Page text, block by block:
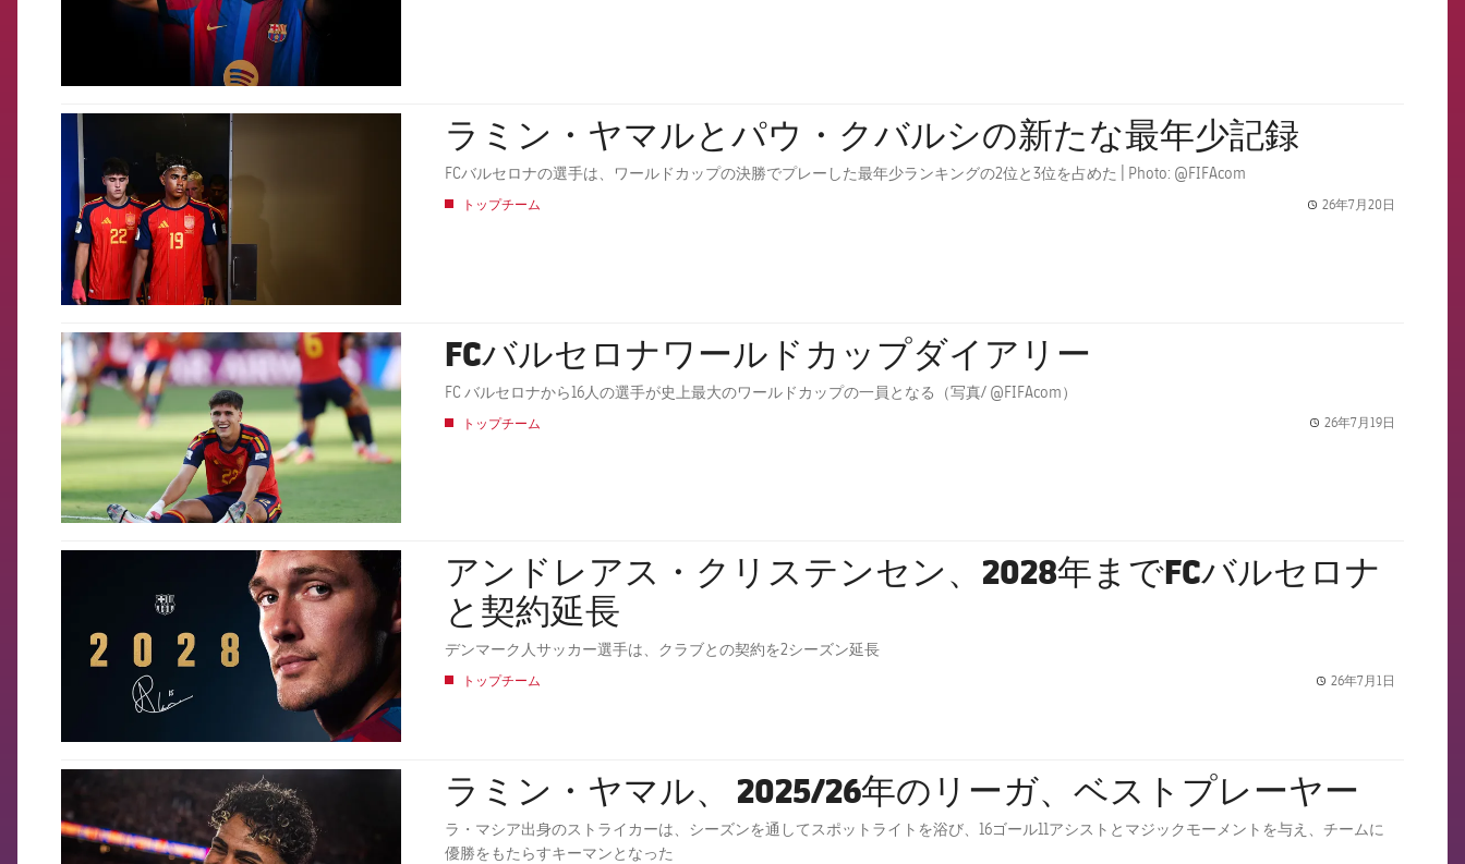
FCB Barcelona badge ラミン・ヤマルとパウ・クバルシの新たな最年少記録
FCバルセロナの選手は、ワールドカップの決勝でプレーした最年少ランキングの2位と3位を占めた | Photo: @FIFAcom
トップチーム 26年7月20日
FCB Barcelona badge FCバルセロナワールドカップダイアリー
FC バルセロナから16人の選手が史上最大のワールドカップの一員となる（写真/ @FIFAcom）
トップチーム 26年7月19日
アンドレアス・クリステンセン、2028年までFCバルセロナ
と契約延長
デンマーク人サッカー選手は、クラブとの契約を2シーズン延長
トップチーム 26年7月1日
ラミン・ヤマル、 2025/26年のリーガ、ベストプレーヤー
ラ・マシア出身のストライカーは、シーズンを通してスポットライトを浴び、16ゴール11アシストとマジックモーメントを与え、チームに
優勝をもたらすキーマンとなった